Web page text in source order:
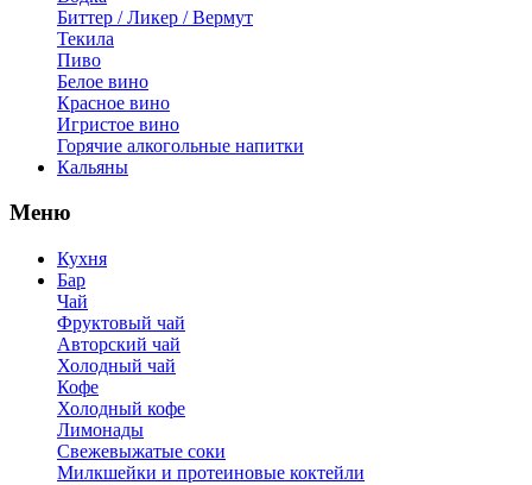
Биттер / Ликер / Вермут
Текила
Пиво
Белое вино
Красное вино
Игристое вино
Горячие алкогольные напитки
Кальяны
Меню
Кухня
Бар
Чай
Фруктовый чай
Авторский чай
Холодный чай
Кофе
Холодный кофе
Лимонады
Свежевыжатые соки
Милкшейки и протеиновые коктейли